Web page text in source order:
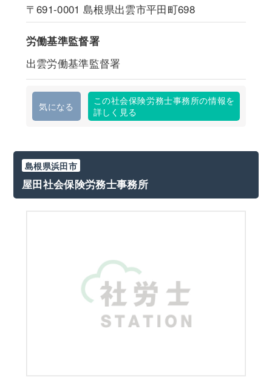
〒691-0001 島根県出雲市平田町698
労働基準監督署
出雲労働基準監督署
気になる
この社会保険労務士事務所の情報を
詳しく見る
島根県浜田市
屋田社会保険労務士事務所